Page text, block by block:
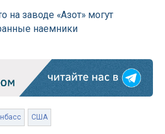
на заводе «Азот» могут
наемники
США